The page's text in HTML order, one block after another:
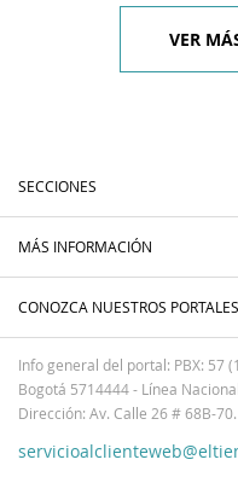
VER
SECCIONES
MÁS INFORMACIÓN
CONOZCA NUESTROS PORTALES
Info general del portal: PBX: 57
Bogotá 5714444 - Línea
Dirección: Av. Calle 26 # 68B-70.